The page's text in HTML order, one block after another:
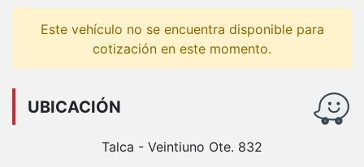
Este vehículo no se encuentra disponible para
cotización en este momento.
UBICACIÓN
Talca - Veintiuno Ote. 832